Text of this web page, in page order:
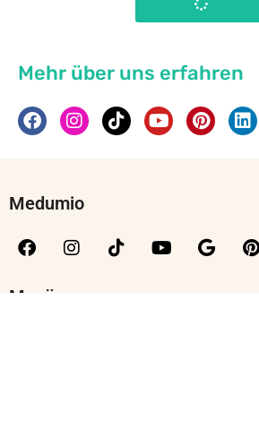
Mehr über uns erfahren
Medumio
Menü